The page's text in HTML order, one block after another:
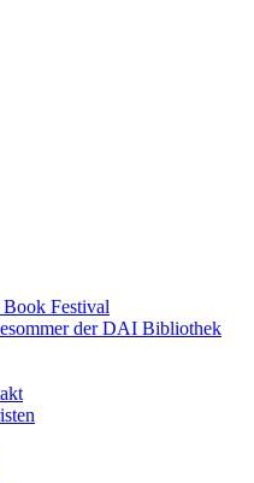
Book Festival
der DAI Bibliothek